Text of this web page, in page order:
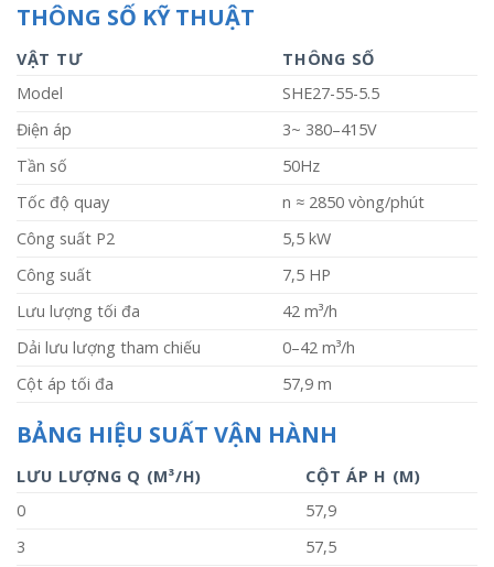
THÔNG SỐ KỸ THUẬT
VẬT TƯ
THÔNG SỐ
Model
SHE27-55-5.5
Điện áp
3~ 380–415V
Tần số
50Hz
Tốc độ quay
n ≈ 2850 vòng/phút
Công suất P2
5,5 kW
Công suất
7,5 HP
Lưu lượng tối đa
42 m³/h
Dải lưu lượng tham chiếu
0–42 m³/h
Cột áp tối đa
57,9 m
BẢNG HIỆU SUẤT VẬN HÀNH
LƯU LƯỢNG Q (M³/H)
CỘT ÁP H (M)
0
57,9
3
57,5